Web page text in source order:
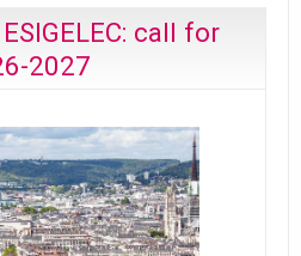
call for
2027